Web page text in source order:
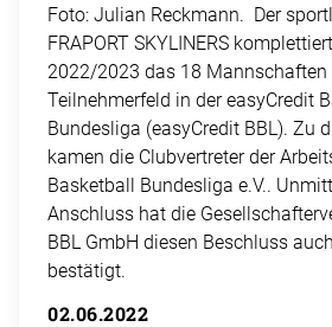
Foto: Julian Reckmann. Der
FRAPORT SKYLINERS
2022/2023 das 18
Teilnehmerfeld in der easyCredit
Bundesliga (easyCredit BBL). Zu
kamen die Clubvertreter der
Basketball Bundesliga e.V..
Anschluss hat die
BBL GmbH diesen Beschluss
bestätigt.
02.06.2022